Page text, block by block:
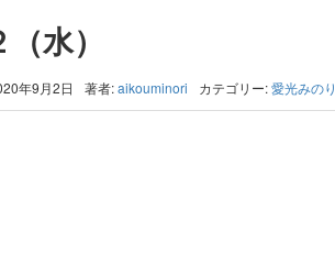
水）
年9月2日 著者:aikouminori カテゴリー:愛光みの